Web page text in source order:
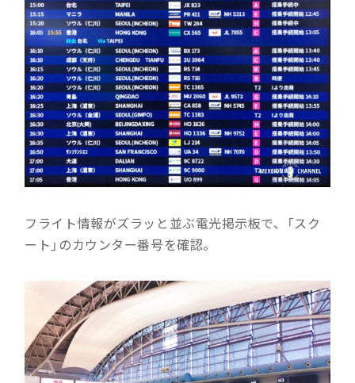
フライト情報がズラッと並ぶ電光掲示板で、「スク
ート」のカウンター番号を確認。